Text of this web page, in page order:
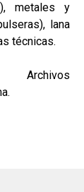
metales y
lana
técnicas.